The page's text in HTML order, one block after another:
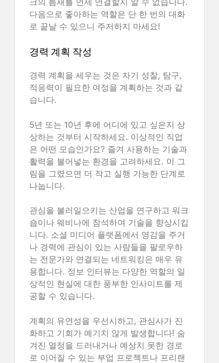
크의 틈새를 언제 연결할지 알 수 없습니다.
다음으로 좋아하는 역할은 단 한 번의 대화
로 끝날 수 있으니 주저하지 마세요!
경력 계획 작성
경력 계획을 세우는 것은 자기 성찰, 탐구,
적응력이 필요한 여정을 계획하는 것과 같
습니다.
5년 또는 10년 후에 어디에 있고 싶은지 상
상하는 것부터 시작하세요. 이상적인 직업
은 어떤 모습인가요? 즐겨 사용하는 기술과
활력을 불어넣는 환경을 고려하세요. 이 그
림을 그렸으면 더 작고 실행 가능한 단계로
나눕니다.
관심을 불러일으키는 산업을 연구하고 워크
숍이나 웨비나에 참석하여 기술을 향상시킵
니다. 소셜 미디어 플랫폼에서 영감을 주거
나 경력에 관심이 있는 사람들을 팔로우하
는 전문가와 연결되는 네트워킹은 매우 유
용합니다. 정보 인터뷰는 다양한 역할의 일
상적인 현실에 대한 풍부한 인사이트를 제
공할 수 있습니다.
계획의 유연성을 우선시하고, 관심사가 진
화하고 기회가 예기치 않게 발생합니다! 숨
겨진 열정을 드러내거나 예상치 못한 경로
로 이어질 수 있는 부업 프로젝트나 프리랜